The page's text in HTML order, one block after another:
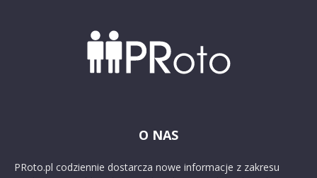
O NAS
PRoto.pl codziennie dostarcza nowe informacje z zakresu